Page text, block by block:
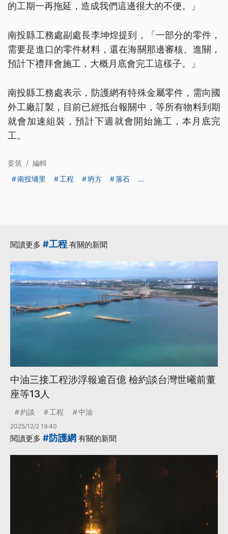
的工期一再拖延，造成我們這邊很大的不便。」
南投縣工務處副處長李坤煌提到，「一部分的零件，
需要是進口的零件材料，還在海關那邊審核、進關，
預計下禮拜會施工，大概月底會完工這樣子。」
南投縣工務處表示，防護網有特殊金屬零件，需向國
外工廠訂製，目前已經抵台報關中，等所有物料到期
就會加速組裝，預計下週就會開始施工，本月底完
工。
姜筑 / 編輯
南投埔里
工程 坍方 落石 ...
閱讀更多 #工程 有關的新聞
中油三接工程涉浮報逾百億 檢約談台灣世曦前董
座等13人
約談 工程 中油
2025/12/2 19:40
閱讀更多 #防護網 有關的新聞